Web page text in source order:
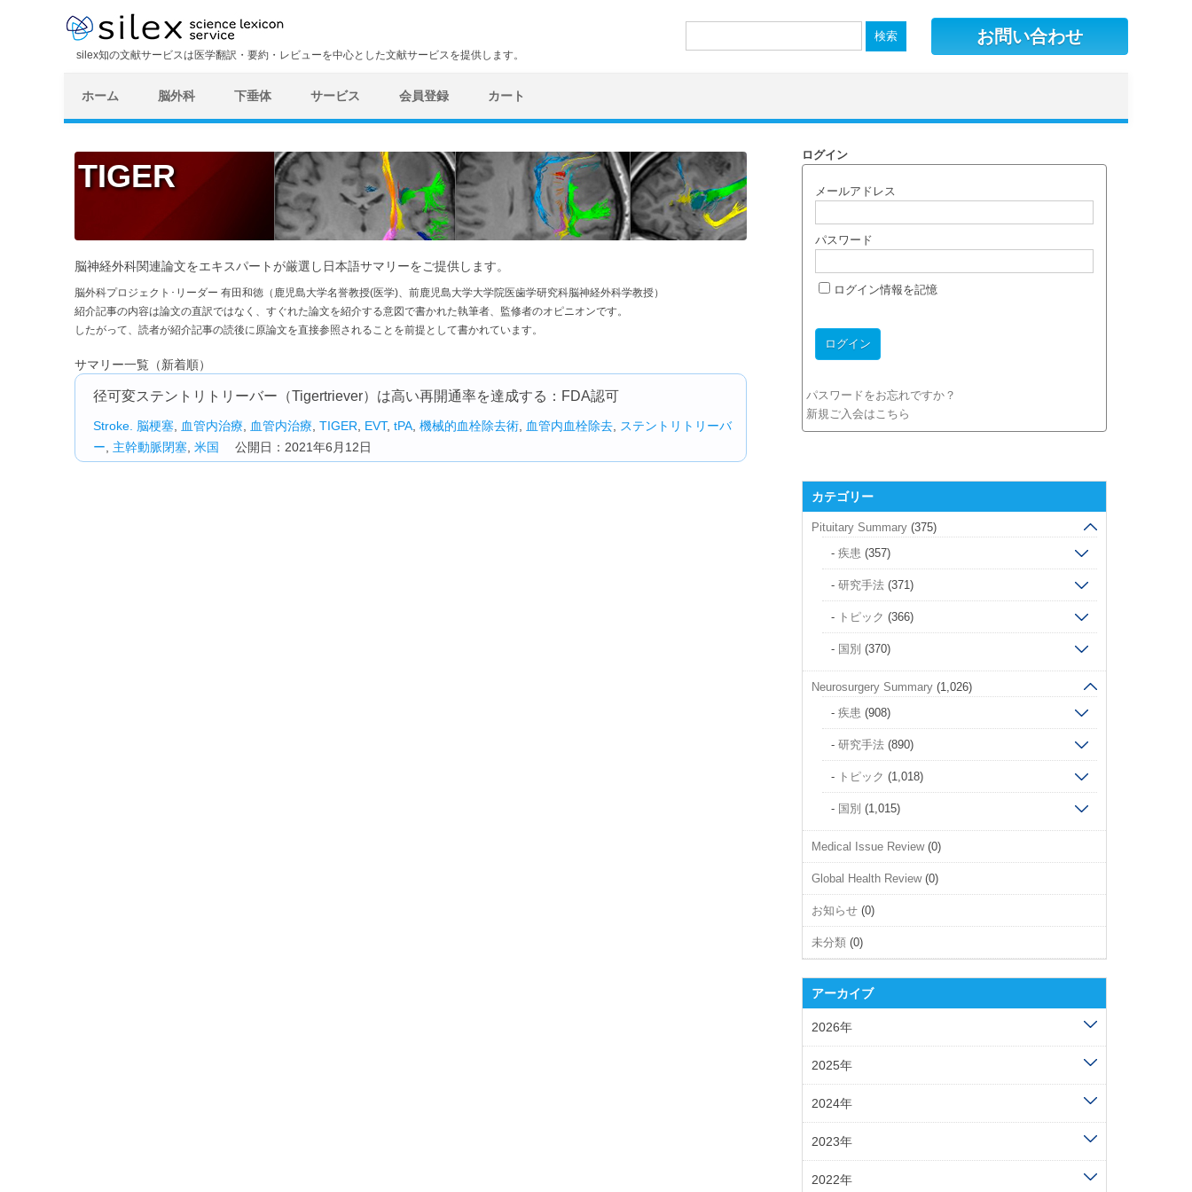
silex知の文献サービスは医学翻訳・要約・レビューを中心とした文献サービスを提供します。
検
お問い合わせ
ホーム 脳外科 下垂体 サービス 会員登録 カート
TIGER
脳神経外科関連論文をエキスパートが厳選し日本語サマリーをご提供します。
脳外科プロジェクト･リーダー 有田和徳（鹿児島大学名誉教授(医学)、前鹿児島大学大学院医歯学研究科脳神経外科学教授）
紹介記事の内容は論文の直訳ではなく、すぐれた論文を紹介する意図で書かれた執筆者、監修者のオピニオンです。
したがって、読者が紹介記事の読後に原論文を直接参照されることを前提として書かれています。
サマリー一覧（新着順）
径可変ステントリトリーバー（Tigertriever）は高い再開通率を達成する：FDA認可
Stroke. 脳梗塞 血管内治療 血管内治療 TIGER EVT, tPA 機械的血栓除去術 血管内血栓除去
ステントリトリーバ
ー
主幹動脈閉塞 米国 公開日：2021年6月12日
ログイン
メールアドレス
パスワード
ログイン情報を記憶
パスワードをお忘れですか？
新規ご入会はこちら
カテゴリー
Pituitary Summary(375)
疾患 (357)
研究手法(371)
トピック (366)
国別 (370)
Neurosurgery Summary(1,026)
疾患 (908)
研究手法(890)
トピック (1,018)
国別 (1,015)
Medical Issue Review(0)
Global Health Review(0)
お知らせ(0)
未分類(0)
アーカイブ
2026年
2025年
2024年
2023年
2022年